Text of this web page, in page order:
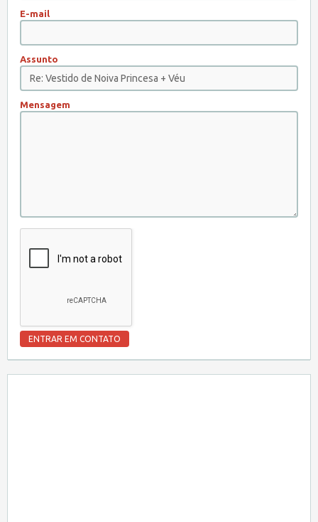
E-mail
Assunto
Mensagem